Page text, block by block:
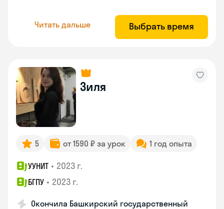
Читать дальше Выбрать время
Зиля
5 от 1590 ₽ за урок 1 год опыта
УУНИТ • 2023 г.
БГПУ • 2023 г.
Окончила Башкирский государственный